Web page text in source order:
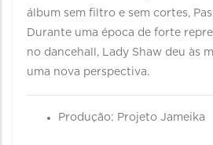
álbum sem filtro e sem cortes,
Durante uma época de forte
no dancehall, Lady Shaw deu às
uma nova perspectiva.
Produção: